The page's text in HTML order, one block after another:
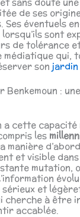
de ses
Ses éventuels
sont
de tolérance
qui,
son
Benkemoun :
a cette
les
manière
et visible dans
mutation,
sérieux et
cherche à être
accablée.